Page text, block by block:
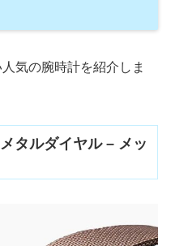
気の腕時計を紹介しま
タルダイヤル – メッ